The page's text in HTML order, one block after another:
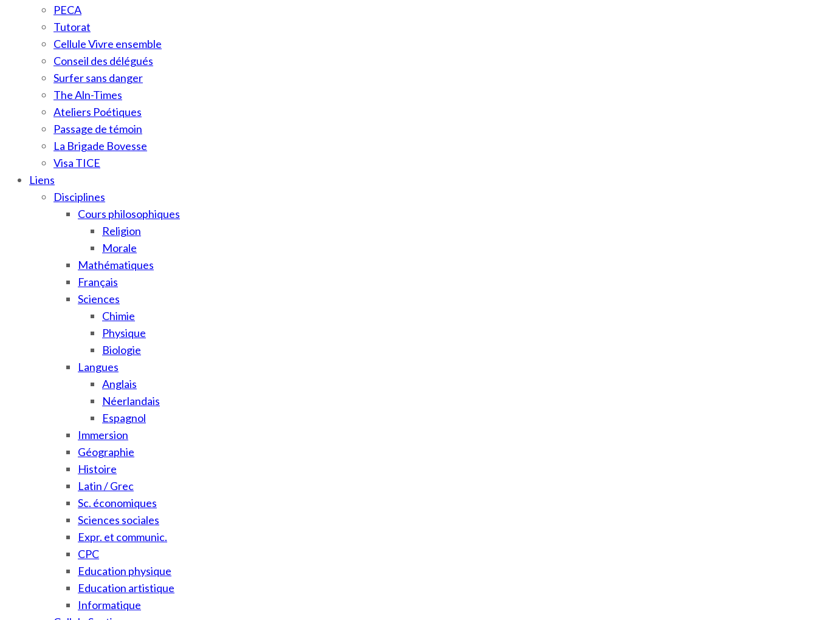
PECA
Tutorat
Cellule Vivre ensemble
Conseil des délégués
Surfer sans danger
The Aln-Times
Ateliers Poétiques
Passage de témoin
La Brigade Bovesse
Visa TICE
Liens
Disciplines
Cours philosophiques
Religion
Morale
Mathématiques
Français
Sciences
Chimie
Physique
Biologie
Langues
Anglais
Néerlandais
Espagnol
Immersion
Géographie
Histoire
Latin / Grec
Sc. économiques
Sciences sociales
Expr. et communic.
CPC
Education physique
Education artistique
Informatique